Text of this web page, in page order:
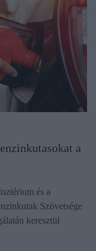
a
és a
Szövetsége
keresztül